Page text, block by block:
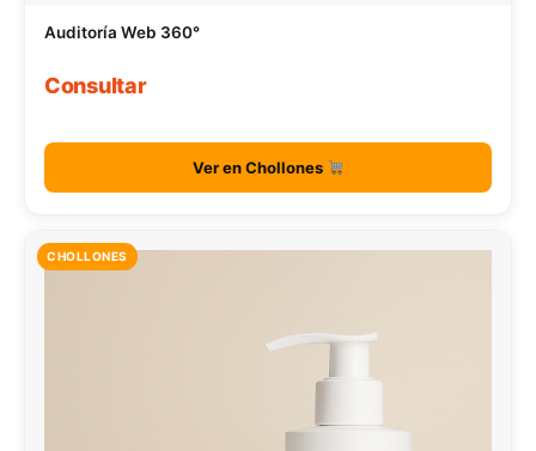
Auditoría Web 360°
Consultar
Ver en Chollones
CHOLLONES